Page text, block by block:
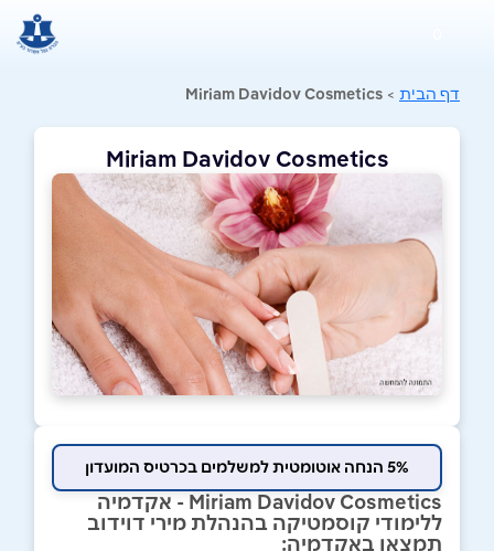
דף הבית >
Miriam Davidov Cosmetics
Miriam Davidov Cosmetics
5% הנחה אוטומטית למשלמים בכרטיס המועדון
Miriam Davidov Cosmetics - אקדמיה
ללימודי קוסמטיקה בהנהלת מירי דוידוב
תמצאו באקדמיה: